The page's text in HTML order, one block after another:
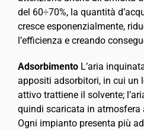
del 60÷70%, la quantità
cresce esponenzialmente,
l’efficienza e creando
AdsorbimentoL’aria
appositi adsorbitori, in cui un
attivo trattiene il solvente;
quindi scaricata in atmosfera
Ogni impianto presenta più